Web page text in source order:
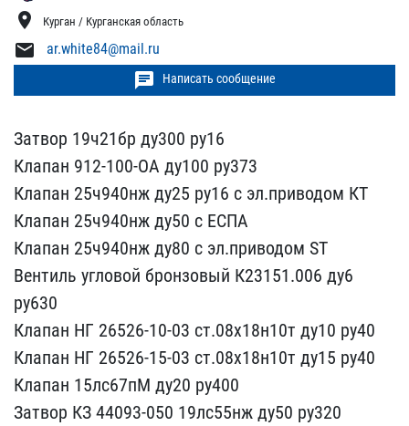
location_on Курган / Курганская область
mail ar.white84@mail.ru
chat Написать сообщение
Затвор 19ч21бр ду300 ру1​6
Клапан 912-100-ОА ду10​0 ру373
Клапан 25ч940нж ​ду25 ру16 с эл.приводом ​КТ
Клапан 25ч940нж ду50 ​с ЕСПА
Клапан 25ч940нж д​у80 с эл.приводом ST
Вен​тиль угловой бронзовый К​23151.006 ду6
ру630
Клап​ан НГ 26526-10-03 ст.08х​18н10т ду10 ру40
Клапан ​НГ 26526-15-03 ст.08х18н​10т ду15 ру40
Клапан 15л​с67пМ ду20 ру400
Затвор ​КЗ 44093-050 19лс55нж ду​50 ру320